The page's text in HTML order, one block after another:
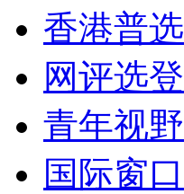
香港普选
网评选登
青年视野
国际窗口